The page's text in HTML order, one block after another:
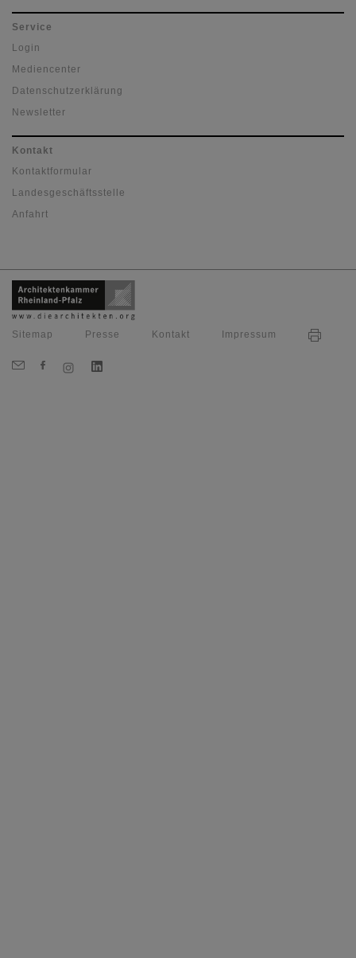
Service
Login
Mediencenter
Datenschutzerklärung
Newsletter
Kontakt
Kontaktformular
Landesgeschäftsstelle
Anfahrt
Sitemap Presse Kontakt Impressum